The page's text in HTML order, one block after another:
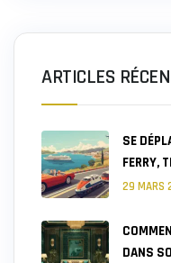
ARTICLES
SE
FERRY,
29 MARS
DANS